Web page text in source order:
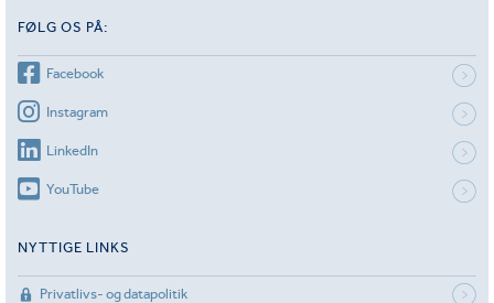
FØLG OS PÅ:
Facebook
Instagram
LinkedIn
YouTube
NYTTIGE LINKS
Privatlivs- og datapolitik